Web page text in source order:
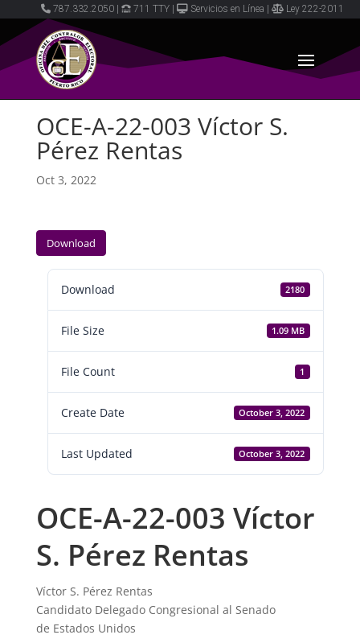
787.332.2050 711 TTY Servicios en Línea Ley 222-2011
OCE-A-22-003 Víctor S.
Pérez Rentas
Oct 3, 2022
Download
Download 2180
File Size 1.09 MB
File Count 1
Create Date October 3, 2022
Last Updated October 3, 2022
OCE-A-22-003 Víctor
S. Pérez Rentas
Víctor S. Pérez Rentas
Candidato Delegado Congresional al Senado
de Estados Unidos